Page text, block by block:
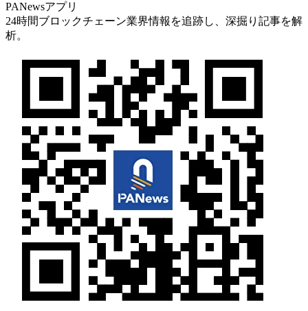
PANewsアプリ
24時間ブロックチェーン業界情報を追跡し、深掘り記事を解
析。